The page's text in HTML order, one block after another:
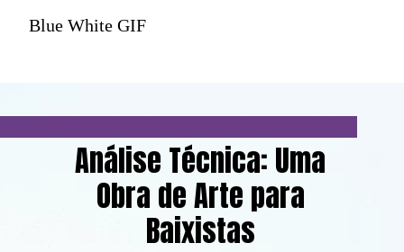
Blue White GIF
Análise Técnica: Uma
Obra de Arte para
Baixistas